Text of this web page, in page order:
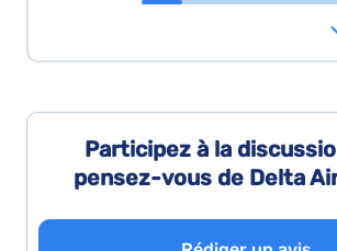
Participez à la
pensez-vous de Delta